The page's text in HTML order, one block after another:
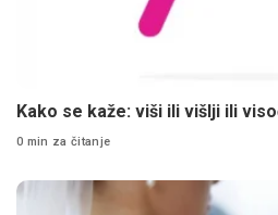
Kako se kaže: viši ili višlji ili
0 min za čitanje